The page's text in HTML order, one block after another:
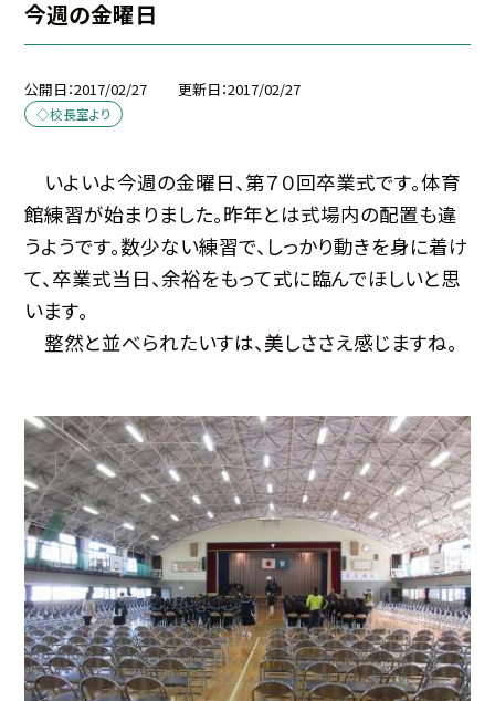
今週の金曜日
公開日 2017/02/27 更新日 2017/02/27
◇校長室より
いよいよ今週の金曜日、第７０回卒業式です。体育
館練習が始まりました。昨年とは式場内の配置も違
うようです。数少ない練習で、しっかり動きを身に着け
て、卒業式当日、余裕をもって式に臨んでほしいと思
います。
整然と並べられたいすは、美しささえ感じますね。